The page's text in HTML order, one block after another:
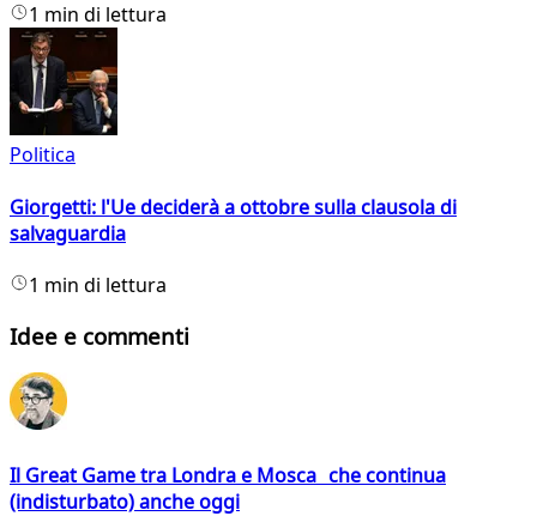
1 min di lettura
Politica
Giorgetti: l'Ue deciderà a ottobre sulla clausola di
salvaguardia
1 min di lettura
Idee e commenti
Il Great Game tra Londra e Mosca che continua
(indisturbato) anche oggi